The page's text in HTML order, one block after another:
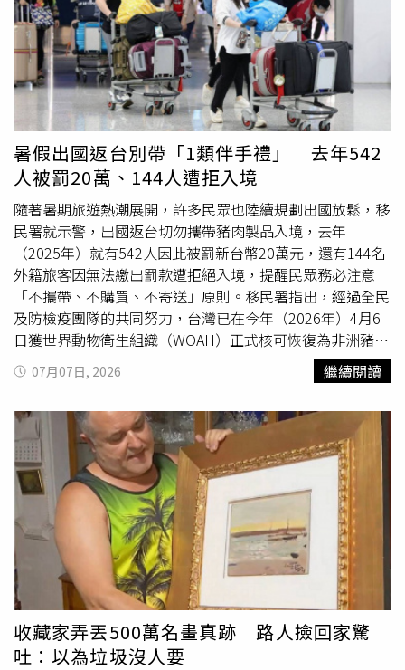
長，這才是你的人生」。對於近期網路上的各種言論，孫鵬
表示，每個家庭都有自己的問題需要面對，只是因為身為演
藝人員，更容易受到外界關注與討論，「這也是我們的工作
之一，只能要堅強一點，人生不是那麼順遂，大家坦然的用
平常心去面對，把問題解決掉，繼續走下去」。孫鵬透露，
自己曾提醒狄鶯和孫安佐，既然進入網路世界，就必須承受
酸民的批評，不要與網友互相爭辯，「如果一味的去跟網友
你一句我一句、你來我往的互相謾罵，其實都是無濟於事
的」。孫鵬坦言，網友想怎麼說是他們的自由，除非提告，
不然也沒有辦法限制他們，但自己也不喜歡這樣的生活模
式，因此他選擇不進入網路世界。孫鵬也替妻子狄鶯緩頰，
表示狄鶯只是個性直率、說話比較快，「她不是傻子，她有
她的想法，如果她沒有大腦，她在演藝圈不會走這麼多年，
她的為人我很清楚」。孫鵬提到，自己也常提醒狄鶯說話注
意措辭，避免出現「說者無意，聽者有心」的情況，遇到不
該說的話題就盡量冷處理、避免發言，「大家的誤解，我們
多說無益，你越解釋越受到攻擊，若是冷處理，他們就無法
起舞、無法搧風點火」。另外，針對日前外界爆料孫鵬一家
「住同棟不同層、不互相溝通」的傳言，孫鵬無奈表示，他
們住在同一棟、同一個門牌，怎麼可能完全沒有交流，「就
算是室友也會聊天吧」，並透露沒必要每個傳言都要有所回
應。
暑假出國返台別帶「1類伴手禮」 去年542
人被罰20萬、144人遭拒入境
隨著暑期旅遊熱潮展開，許多民眾也陸續規劃出國放鬆，移
民署就示警，出國返台切勿攜帶豬肉製品入境，去年
（2025年）就有542人因此被罰新台幣20萬元，還有144名
外籍旅客因無法繳出罰款遭拒絕入境，提醒民眾務必注意
「不攜帶、不購買、不寄送」原則。移民署指出，經過全民
及防檢疫團隊的共同努力，台灣已在今年（2026年）4月6
日獲世界動物衛生組織（WOAH）正式核可恢復為非洲豬瘟
非疫區，成為亞洲唯一口蹄疫、豬瘟及非洲豬瘟「三大豬病
非疫國」。移民署表示，現在正值暑假出國旅遊旺季，提醒
台灣人在國外選購伴手禮時，切勿違規攜帶豬肉或含豬肉成
分產品入境，不僅會形成防疫破口，陷台灣豬於風險中，也
會讓自己荷包大失血。移民署說明，根據關務署統計，查獲
的違規案件以旅客攜帶入境為主，快遞貨物次之，去年
（2025年）有542人因從發生非洲豬瘟疫區違規攜帶豬肉製
品入境而遭罰款新台幣20萬元，其中不少是台灣人，另有
144位外籍旅客因無法繳納高額罰款而被拒絕入境。移民署
提醒，非洲豬瘟一旦出現防疫破口，對養豬產業危害甚鉅，
除了可能造成產業重大損失外，也將耗費龐大社會成本進行
防疫與復原工作，因此呼籲全民遵守「不攜帶、不購買、不
寄送」豬肉製品來台，共同維護國內畜牧產業安全。
07月07日, 2026 繼續閱讀
收藏家弄丟500萬名畫真跡 路人撿回家驚
吐：以為垃圾沒人要